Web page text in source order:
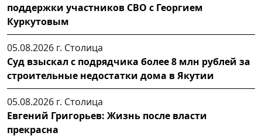
поддержки участников СВО с Георгием
Куркутовым
05.08.2026 г. Столица
Суд взыскал с подрядчика более 8 млн рублей за
строительные недостатки дома в Якутии
05.08.2026 г. Столица
Евгений Григорьев: Жизнь после власти
прекрасна